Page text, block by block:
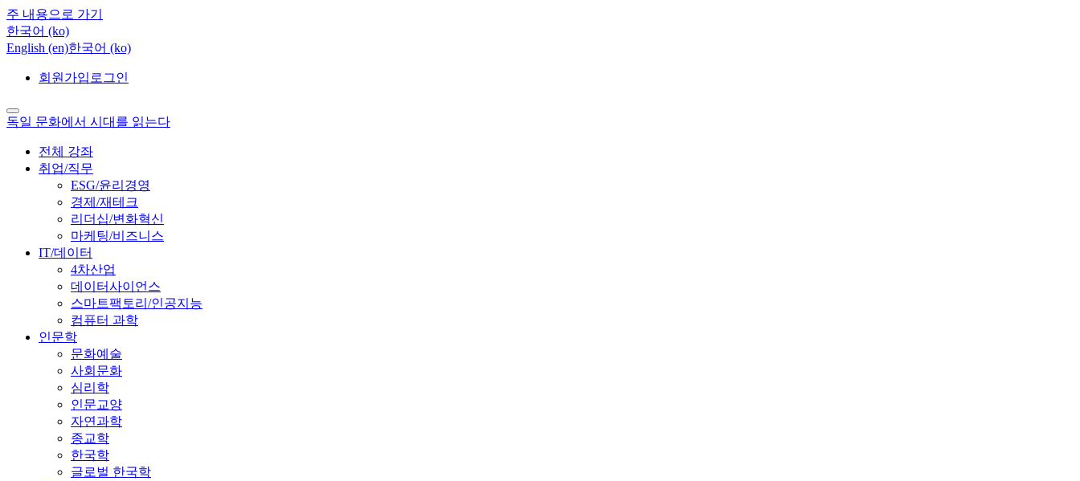
주 내용으로 가기
한국어 ‎(ko)‎
English ‎(en)‎한국어 ‎(ko)‎
회원가입 로그인
독일 문화에서 시대를 읽는다
전체 강좌
취업/직무
ESG/윤리경영
경제/재테크
리더십/변화혁신
마케팅/비즈니스
IT/데이터
4차산업
데이터사이언스
스마트팩토리/인공지능
컴퓨터 과학
인문학
문화예술
사회문화
심리학
인문교양
자연과학
종교학
한국학
글로벌 한국학